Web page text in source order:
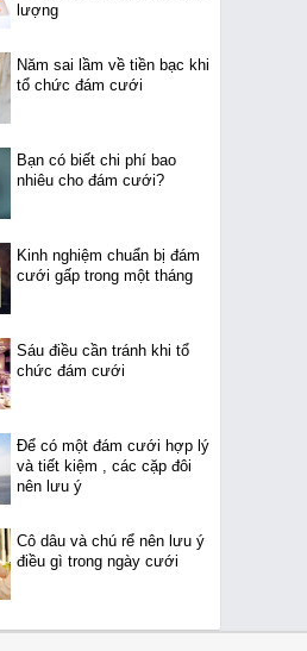
lượng
Năm sai lầm về tiền bạc khi
tổ chức đám cưới
Bạn có biết chi phí bao
nhiêu cho đám cưới?
Kinh nghiệm chuẩn bị đám
cưới gấp trong một tháng
Sáu điều cần tránh khi tổ
chức đám cưới
Để có một đám cưới hợp lý
và tiết kiệm , các cặp đôi
nên lưu ý
Cô dâu và chú rể nên lưu ý
điều gì trong ngày cưới